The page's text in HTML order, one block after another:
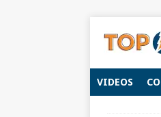
VIDEOS